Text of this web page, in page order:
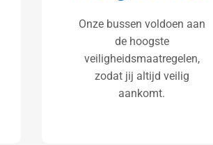
Onze bussen voldoen aan
de hoogste
veiligheidsmaatregelen,
zodat jij altijd veilig
aankomt.